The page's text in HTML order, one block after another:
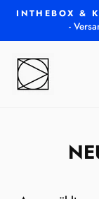
Direkt
Inhalt
INTHEBOX &
-